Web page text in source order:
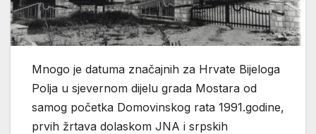
Mnogo je datuma značajnih za Hrvate Bijeloga
Polja u sjevernom dijelu grada Mostara od
samog početka Domovinskog rata 1991.godine,
prvih žrtava dolaskom JNA i srpskih